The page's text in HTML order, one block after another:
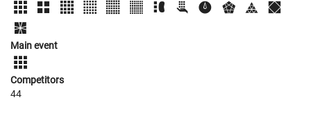
Main event
Competitors
44